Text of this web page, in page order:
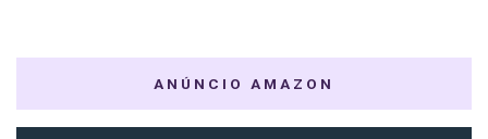
ANÚNCIO AMAZON